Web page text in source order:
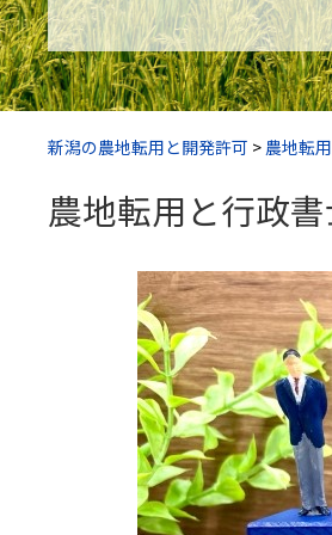
新潟の農地転用と開発許可 > 農地転
農地転用と行政